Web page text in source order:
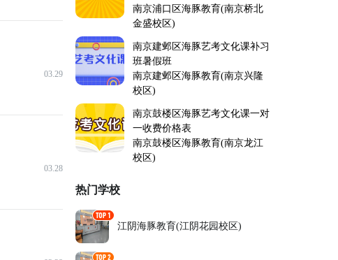
03.29
03.28
南京浦口区海豚教育(南京桥北
金盛校区)
南京建邺区海豚艺考文化课补习
班暑假班
南京建邺区海豚教育(南京兴隆
校区)
南京鼓楼区海豚艺考文化课一对
一收费价格表
南京鼓楼区海豚教育(南京龙江
校区)
热门学校
江阴海豚教育(江阴花园校区)